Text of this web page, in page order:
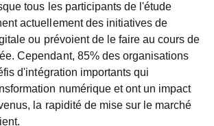
tous les participants de l'étude
actuellement des initiatives de
ou prévoient de le faire au cours de
Cependant, 85% des organisations
d'intégration importants qui
numérique et ont un impact
la rapidité de mise sur le marché